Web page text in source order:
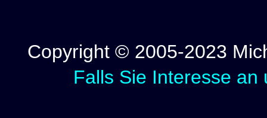
Copyright © 2005-2023
Falls Sie Interesse